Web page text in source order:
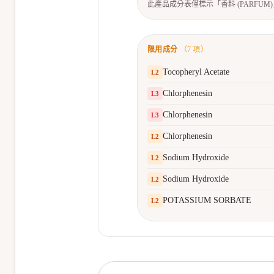
此產品成分表僅標示「香料
限用成分 （7 項）
L2 Tocopheryl Acetate
L3 Chlorphenesin
L3 Chlorphenesin
L2 Chlorphenesin
L2 Sodium Hydroxide
L2 Sodium Hydroxide
L2 POTASSIUM SORBATE